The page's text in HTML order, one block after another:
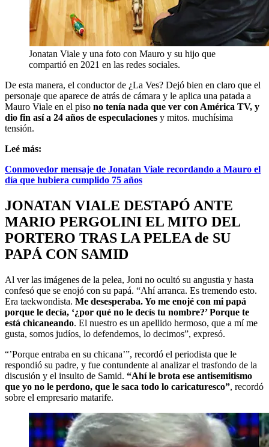
Jonatan Viale y una foto con Mauro y su hijo que
compartió en 2021 en las redes sociales.
De esta manera, el conductor de ¿La Ves? Dejó bien en claro que el
personaje que aparece de atrás de cámara y le aplica una patada a
Mauro Viale en el piso no tenía nada que ver con América TV, y
dio fin así a 24 años de especulaciones y mitos. muchísima
tensión.
Leé más:
Conmovedor mensaje de Jonatan Viale recordando a Mauro el
día que hubiera cumplido 75 años
JONATAN VIALE DESTAPÓ ANTE
MARIO PERGOLINI EL MITO DEL
PORTERO TRAS LA PELEA de SU
PAPÁ CON SAMID
Al ver las imágenes de la pelea, Joni no ocultó su angustia y hasta
confesó que se enojó con su papá. “Ahí arranca. Es tremendo esto.
Era taekwondista. Me desesperaba. Yo me enojé con mi papá
porque le decía, ‘¿por qué no le decís tu nombre?’ Porque te
está chicaneando. El nuestro es un apellido hermoso, que a mí me
gusta, somos judíos, lo defendemos, lo decimos”, expresó.
“’Porque entraba en su chicana’”, recordó el periodista que le
respondió su padre, y fue contundente al analizar el trasfondo de la
discusión y el insulto de Samid. “Ahí le brota ese antisemitismo
que yo no le perdono, que le saca todo lo caricaturesco”, recordó
sobre el empresario matarife.